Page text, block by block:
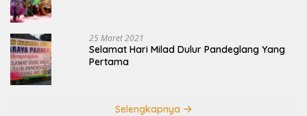
25 Maret 2021
Selamat Hari Milad Dulur Pandeglang Yang
Pertama
Selengkapnya